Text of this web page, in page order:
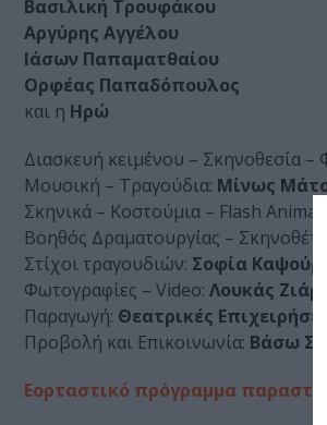
Βασιλική Τρουφάκου
Αργύρης Αγγέλου
Ιάσων Παπαματθαίου
Ορφέας Παπαδόπουλος
και η Ηρώ
Διασκευή κειμένου – Σκηνοθεσία –
Μουσική – Τραγούδια: Μίνως
Σκηνικά – Κοστούμια – Flash
Βοηθός Δραματουργίας – Σκηνοθέτη:
Στίχοι τραγουδιών: Σοφία
Φωτογραφίες – Video: Λουκάς
Παραγωγή: Θεατρικές
Προβολή και Επικοινωνία: Βάσω
Εορταστικό πρόγραμμα